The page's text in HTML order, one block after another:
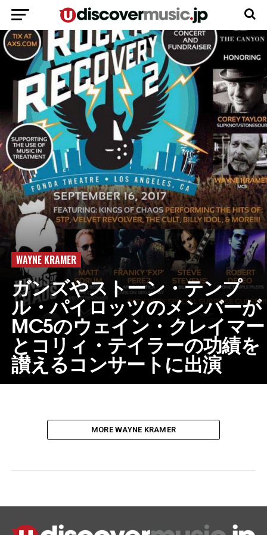
WAYNE KRAMER
ガンズやストーン・テンプ
ル・パイロッツのメンバーが
MC5のウェイン・クレイマー
とコリィ・テイラーの功績を
讃えるコンサートに出演
MORE WAYNE KRAMER